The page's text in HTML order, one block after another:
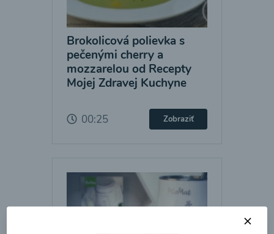
Brokolicová polievka s
pečenými cherry a
mozzarelou od Recepty
Mojej Zdravej Kuchyne
00:25 Zobraziť